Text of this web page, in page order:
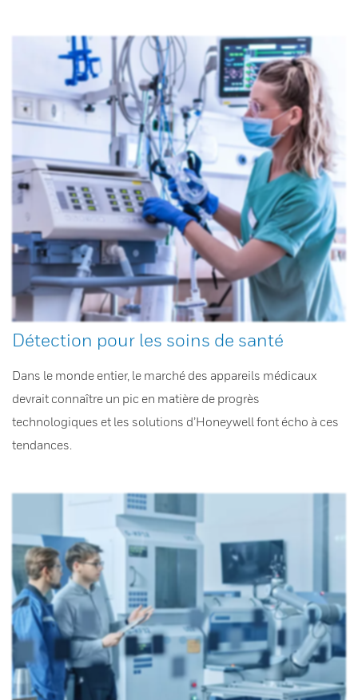
Détection pour les soins de santé
Dans le monde entier, le marché des appareils médicaux
devrait connaître un pic en matière de progrès
technologiques et les solutions d’Honeywell font écho à ces
tendances.